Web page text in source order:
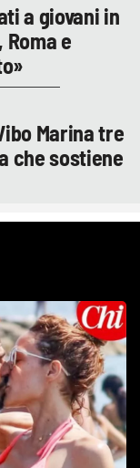
a giovani in
e
Marina tre
che sostiene